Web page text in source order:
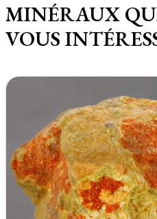
MINÉRAUX
VOUS